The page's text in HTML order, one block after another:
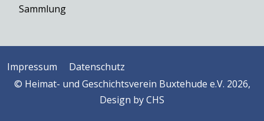
Sammlung
Impressum
Datenschutz
© Heimat- und Geschichtsverein Buxtehude e.V. 2026,
Design byCHS